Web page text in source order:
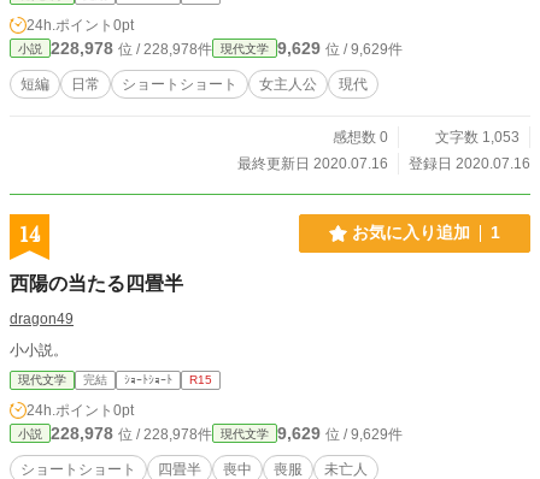
24h.ポイント 0pt
小説 228,978 位 / 228,978件 現代文学 9,629 位 / 9,629件
短編 日常 ショートショート 女主人公 現代
感想数 0
文字数 1,053
最終更新日 2020.07.16
登録日 2020.07.16
14 お気に入り追加 1
西陽の当たる四畳半
dragon49
小小説。
現代文学 完結 ｼｮｰﾄｼｮｰﾄ R15
24h.ポイント 0pt
小説 228,978 位 / 228,978件 現代文学 9,629 位 / 9,629件
ショートショート 四畳半 喪中 喪服 未亡人